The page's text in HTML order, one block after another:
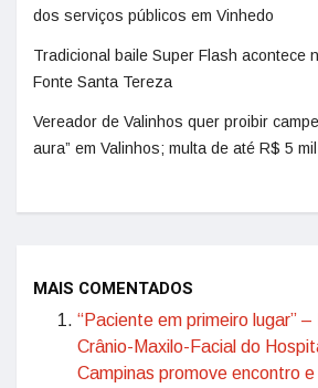
dos serviços públicos em Vinhedo
Tradicional baile Super Flash acontece
Fonte Santa Tereza
Vereador de Valinhos quer proibir
aura” em Valinhos; multa de até R$ 5 mil
MAIS COMENTADOS
“Paciente em primeiro lugar”
Crânio-Maxilo-Facial do
Campinas promove encontro